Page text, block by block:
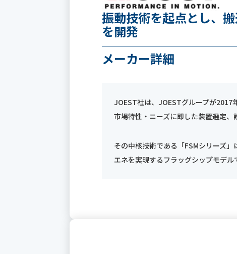
振動技術を起点とし、
を開発
メーカー詳細
JOEST社は、JOESTグループが2017
市場特性・ニーズに即した装置選定、
その中核技術である「FSMシリーズ
エネを実現するフラッグシップモデル